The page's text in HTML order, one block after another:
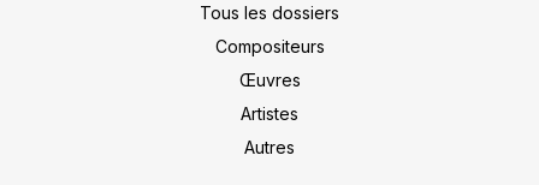
Tous les dossiers
Compositeurs
Œuvres
Artistes
Autres